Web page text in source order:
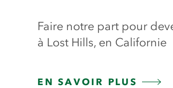
Faire notre part pour
à Lost Hills, en Californie
EN SAVOIR PLUS